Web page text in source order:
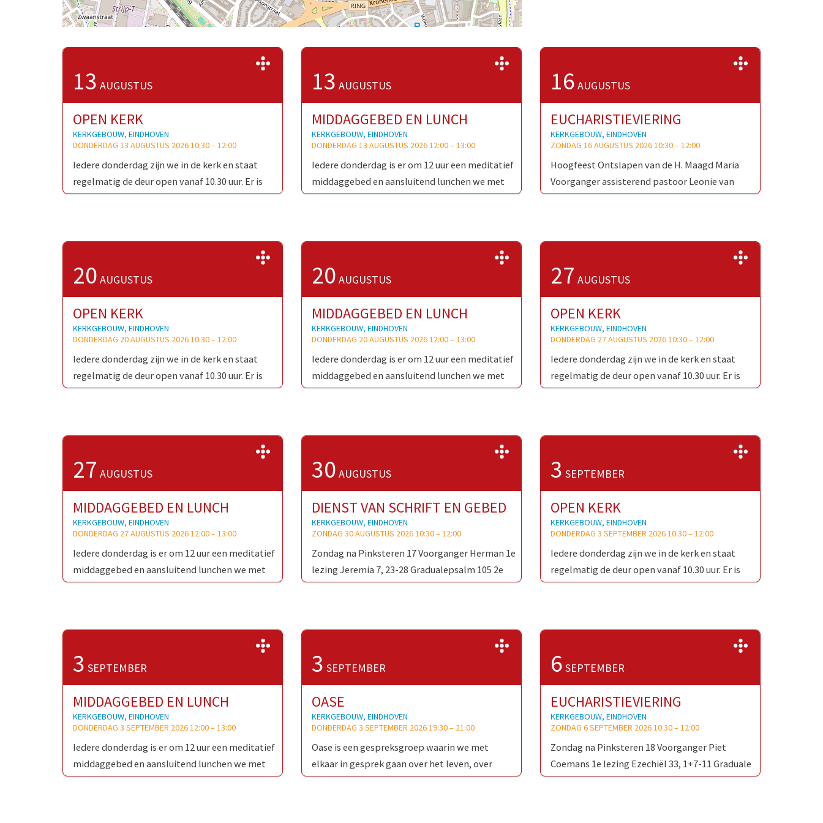
OPEN KERK
13 AUGUSTUS
KERKGEBOUW, EINDHOVEN
DONDERDAG 13 AUGUSTUS 2026 10:30–12:00
Iedere donderdag zijn we in de kerk en staat
regelmatig de deur open vanaf 10.30 uur. Er is
gelegenheid voor een kort contact, een kaarsje
MIDDAGGEBED EN LUNCH
13 AUGUSTUS
KERKGEBOUW, EINDHOVEN
DONDERDAG 13 AUGUSTUS 2026 12:00–13:00
Iedere donderdag is er om 12 uur een meditatief
middaggebed en aansluitend lunchen we met
wie de tijd heeft en neemt om te blijven. Ieder …
EUCHARISTIEVIERING
16 AUGUSTUS
KERKGEBOUW, EINDHOVEN
ZONDAG 16 AUGUSTUS 2026 10:30–12:00
Hoogfeest Ontslapen van de H. Maagd Maria
Voorganger assisterend pastoor Leonie van
Straaten 1e lezing Genesis 3, 14-15+20
OPEN KERK
20 AUGUSTUS
KERKGEBOUW, EINDHOVEN
DONDERDAG 20 AUGUSTUS 2026 10:30–12:00
Iedere donderdag zijn we in de kerk en staat
regelmatig de deur open vanaf 10.30 uur. Er is
gelegenheid voor een kort contact, een kaarsje
MIDDAGGEBED EN LUNCH
20 AUGUSTUS
KERKGEBOUW, EINDHOVEN
DONDERDAG 20 AUGUSTUS 2026 12:00–13:00
Iedere donderdag is er om 12 uur een meditatief
middaggebed en aansluitend lunchen we met
wie de tijd heeft en neemt om te blijven. Ieder …
OPEN KERK
27 AUGUSTUS
KERKGEBOUW, EINDHOVEN
DONDERDAG 27 AUGUSTUS 2026 10:30–12:00
Iedere donderdag zijn we in de kerk en staat
regelmatig de deur open vanaf 10.30 uur. Er is
gelegenheid voor een kort contact, een kaarsje
MIDDAGGEBED EN LUNCH
27 AUGUSTUS
KERKGEBOUW, EINDHOVEN
DONDERDAG 27 AUGUSTUS 2026 12:00–13:00
Iedere donderdag is er om 12 uur een meditatief
middaggebed en aansluitend lunchen we met
wie de tijd heeft en neemt om te blijven. Ieder …
DIENST VAN SCHRIFT EN GEBED
30 AUGUSTUS
KERKGEBOUW, EINDHOVEN
ZONDAG 30 AUGUSTUS 2026 10:30–12:00
Zondag na Pinksteren 17 Voorganger Herman 1e
lezing Jeremia 7, 23-28 Gradualepsalm 105 2e
lezing Romeinen 12, 1-8 Evangelie Matteüs 17,
OPEN KERK
3 SEPTEMBER
KERKGEBOUW, EINDHOVEN
DONDERDAG 3 SEPTEMBER 2026 10:30–12:00
Iedere donderdag zijn we in de kerk en staat
regelmatig de deur open vanaf 10.30 uur. Er is
gelegenheid voor een kort contact, een kaarsje
MIDDAGGEBED EN LUNCH
3 SEPTEMBER
KERKGEBOUW, EINDHOVEN
DONDERDAG 3 SEPTEMBER 2026 12:00–13:00
Iedere donderdag is er om 12 uur een meditatief
middaggebed en aansluitend lunchen we met
wie de tijd heeft en neemt om te blijven. Ieder …
OASE
3 SEPTEMBER
KERKGEBOUW, EINDHOVEN
DONDERDAG 3 SEPTEMBER 2026 19:30– 21:00
Oase is een gespreksgroep waarin we met
elkaar in gesprek gaan over het leven, over
geloof en alles wat daarmee te maken heeft.
EUCHARISTIEVIERING
6 SEPTEMBER
KERKGEBOUW, EINDHOVEN
ZONDAG 6 SEPTEMBER 2026 10:30–12:00
Zondag na Pinksteren 18 Voorganger Piet
Coemans 1e lezing Ezechiël 33, 1+7-11 Graduale
psalm 119, 33-40 2e lezing Romeinen 12, 9-21